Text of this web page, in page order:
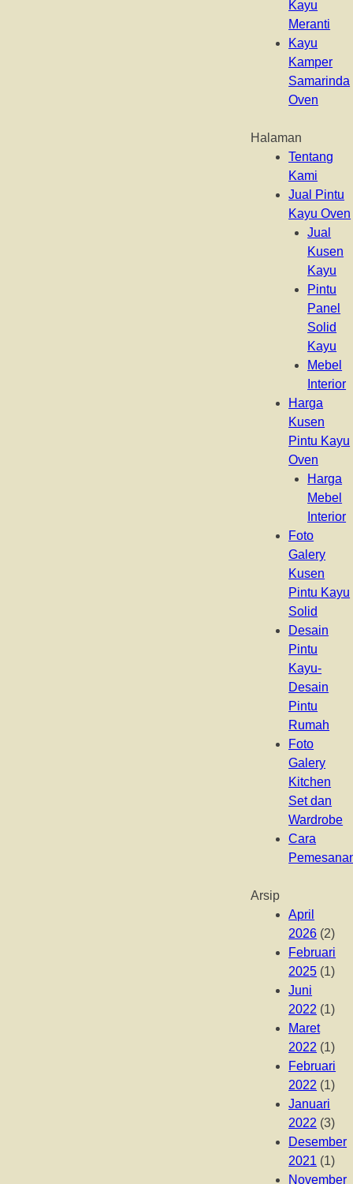
Kayu
Meranti
Kayu
Kamper
Samarinda
Oven
Halaman
Tentang
Kami
Jual Pintu
Kayu Oven
Jual
Kusen
Kayu
Pintu
Panel
Solid
Kayu
Mebel
Interior
Harga
Kusen
Pintu Kayu
Oven
Harga
Mebel
Interior
Foto
Galery
Kusen
Pintu Kayu
Solid
Desain
Pintu
Kayu-
Desain
Pintu
Rumah
Foto
Galery
Kitchen
Set dan
Wardrobe
Cara
Arsip
April
2026 (2)
Februari
2025 (1)
Juni
2022 (1)
Maret
2022 (1)
Februari
2022 (1)
Januari
2022 (3)
Desember
2021 (1)
November